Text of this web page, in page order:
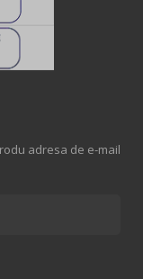
adresa de e-mail